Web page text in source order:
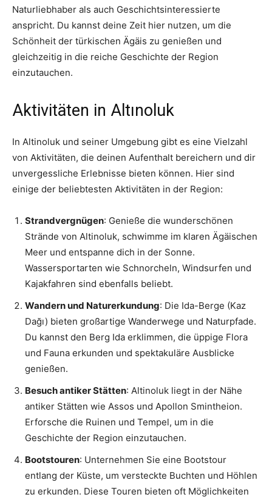
Naturliebhaber als auch Geschichtsinteressierte
anspricht. Du kannst deine Zeit hier nutzen, um die
Schönheit der türkischen Ägäis zu genießen und
gleichzeitig in die reiche Geschichte der Region
einzutauchen.
Aktivitäten in Altınoluk
In Altinoluk und seiner Umgebung gibt es eine Vielzahl
von Aktivitäten, die deinen Aufenthalt bereichern und dir
unvergessliche Erlebnisse bieten können. Hier sind
einige der beliebtesten Aktivitäten in der Region:
Strandvergnügen: Genieße die wunderschönen
Strände von Altinoluk, schwimme im klaren Ägäischen
Meer und entspanne dich in der Sonne.
Wassersportarten wie Schnorcheln, Windsurfen und
Kajakfahren sind ebenfalls beliebt.
Wandern und Naturerkundung: Die Ida-Berge (Kaz
Dağı) bieten großartige Wanderwege und Naturpfade.
Du kannst den Berg Ida erklimmen, die üppige Flora
und Fauna erkunden und spektakuläre Ausblicke
genießen.
Besuch antiker Stätten: Altinoluk liegt in der Nähe
antiker Stätten wie Assos und Apollon Smintheion.
Erforsche die Ruinen und Tempel, um in die
Geschichte der Region einzutauchen.
Bootstouren: Unternehmen Sie eine Bootstour
entlang der Küste, um versteckte Buchten und Höhlen
zu erkunden. Diese Touren bieten oft Möglichkeiten